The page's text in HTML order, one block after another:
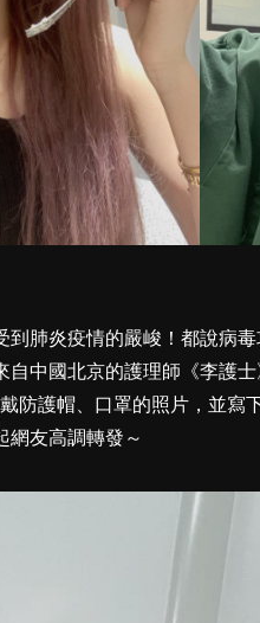
肺炎疫情的嚴峻！都說病
自中國北京的護理師《李護
防護帽、口罩的照片，並
網友高調轉發～